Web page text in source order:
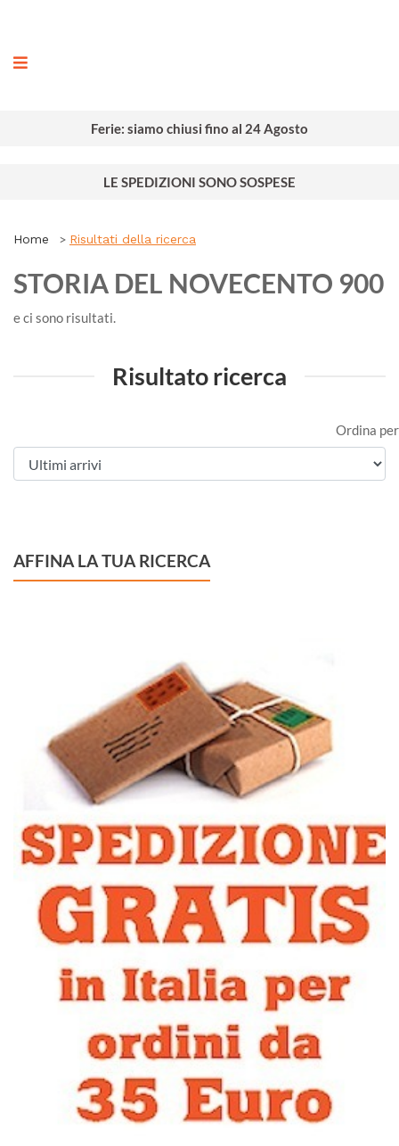
Ferie: siamo chiusi fino al 24 Agosto
LE SPEDIZIONI SONO SOSPESE
Home Risultati della ricerca
STORIA DEL NOVECENTO 900
e ci sono risultati.
Risultato ricerca
AFFINA LA TUA RICERCA
Ordina per